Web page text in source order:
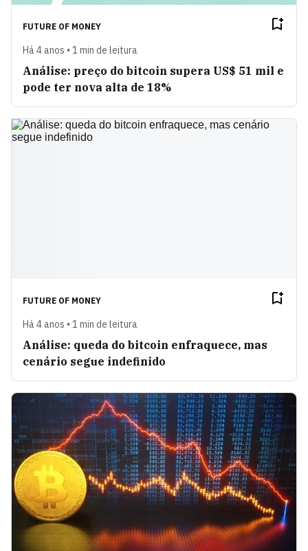
FUTURE OF MONEY
Há 4 anos • 1 min de leitura
Análise: preço do bitcoin supera US$ 51 mil e
pode ter nova alta de 18%
FUTURE OF MONEY
Há 4 anos • 1 min de leitura
Análise: queda do bitcoin enfraquece, mas
cenário segue indefinido